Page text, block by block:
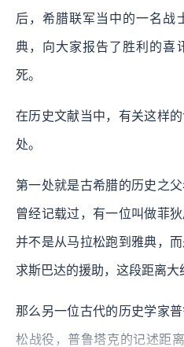
后，希腊联军当中的一名战
典，向大家报告了胜利的喜
死。
在历史文献当中，有关这样
处。
第一处就是古希腊的历史之
曾经记载过，有一位叫做菲
并不是从马拉松跑到雅典，
求斯巴达的援助，这段距离大
那么另一位古代的历史学家
松战役，普鲁塔克的记述距